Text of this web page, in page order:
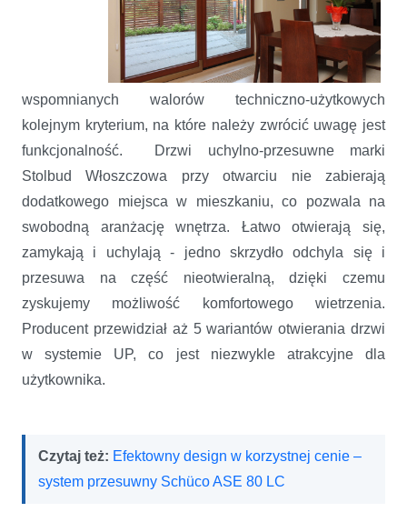
wspomnianych walorów techniczno-użytkowych
kolejnym kryterium, na które należy zwrócić uwagę jest
funkcjonalność. Drzwi uchylno-przesuwne marki
Stolbud Włoszczowa przy otwarciu nie zabierają
dodatkowego miejsca w mieszkaniu, co pozwala na
swobodną aranżację wnętrza. Łatwo otwierają się,
zamykają i uchylają - jedno skrzydło odchyla się i
przesuwa na część nieotwieralną, dzięki czemu
zyskujemy możliwość komfortowego wietrzenia.
Producent przewidział aż 5 wariantów otwierania drzwi
w systemie UP, co jest niezwykle atrakcyjne dla
użytkownika.
Czytaj też: Efektowny design w korzystnej cenie –
system przesuwny Schüco ASE 80 LC